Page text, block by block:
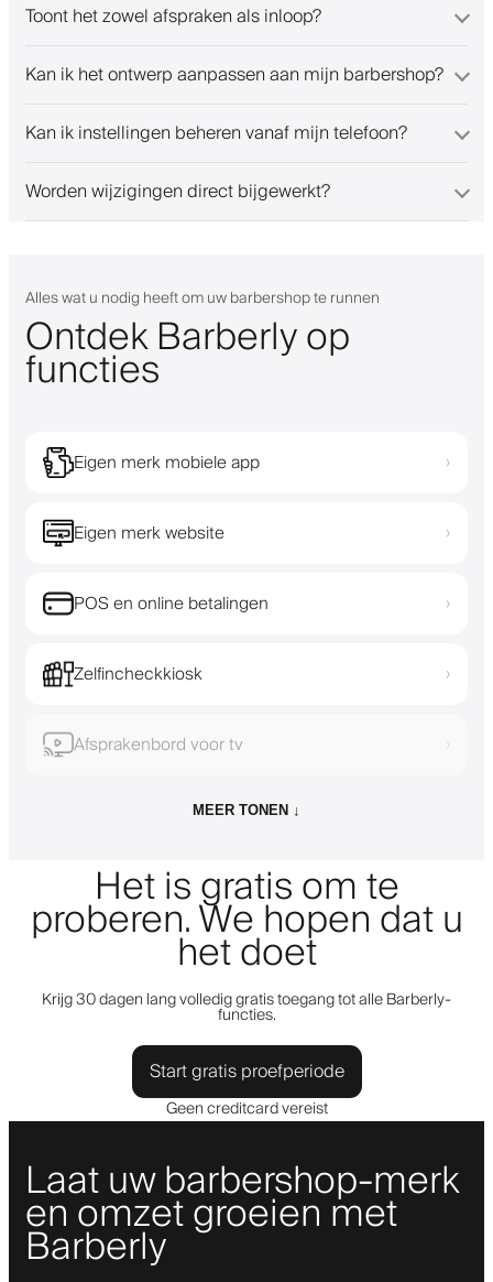
Toont het zowel afspraken als inloop?
Kan ik het ontwerp aanpassen aan mijn barbershop?
Kan ik instellingen beheren vanaf mijn telefoon?
Worden wijzigingen direct bijgewerkt?
Alles wat u nodig heeft om uw barbershop te runnen
Ontdek Barberly op
functies
Eigen merk mobiele app ›
Eigen merk website ›
POS en online betalingen ›
Zelfincheckkiosk ›
Afsprakenbord voor tv ›
MEER TONEN ↓
Het is gratis om te
proberen. We hopen dat u
het doet
Krijg 30 dagen lang volledig gratis toegang tot alle Barberly-
functies.
Start gratis proefperiode
Geen creditcard vereist
Laat uw barbershop-merk
en omzet groeien met
Barberly